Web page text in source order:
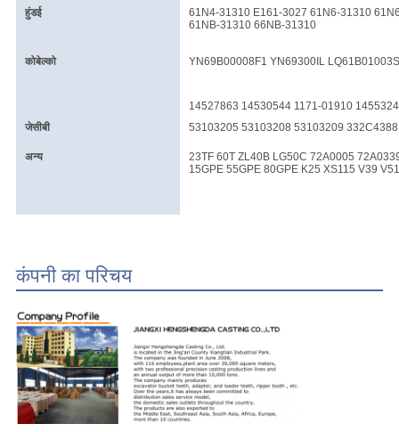
हुंडई
61N4-31310 E161-3027 61N6-31310
61NB-31310 66NB-31310
कोबेल्को YN69B00008F1 YN69300IL
14527863 14530544 1171-01910
जेसीबी
53103205 53103208 53103209
अन्य
23TF 60T ZL40B LG50C 72A0005
15GPE 55GPE 80GPE K25 XS115 V39
कंपनी का परिचय